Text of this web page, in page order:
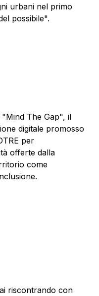
urbani nel primo
possibile".
"Mind The Gap", il
digitale promosso
per
offerte dalla
come
riscontrando con